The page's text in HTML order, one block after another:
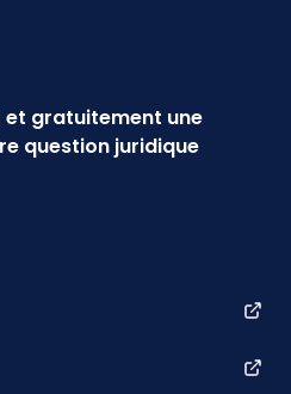
gratuitement une
question juridique